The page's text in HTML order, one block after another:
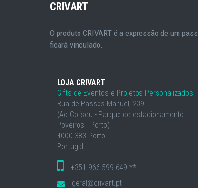
CRIVART
O produto CRIVART é a expressão de um
ficará vinculado.
LOJA CRIVART
Gifts de Eventos e Projetos Personalizados
Rua de Passos Manuel, 239
(Ao Coliseu - Parque de estacionamento
Poveiros - Porto)
4000-383 Porto
Portugal
+351 966 599 649 **
geral@crivart.pt